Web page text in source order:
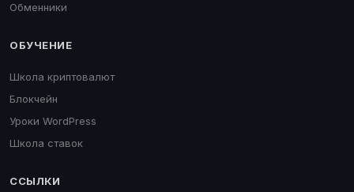
Обменники
ОБУЧЕНИЕ
Школа криптовалют
Блокчейн
Уроки WordPress
Школа ставок
ССЫЛКИ